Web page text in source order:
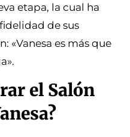
etapa, la cual ha
de sus
«Vanesa es más que
el Salón